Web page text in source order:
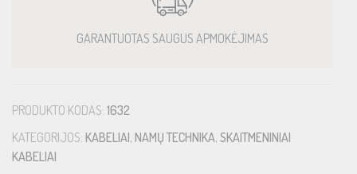
GARANTUOTAS SAUGUS APMOKĖJIMAS
PRODUKTO KODAS: 1632
KATEGORIJOS: KABELIAI, NAMŲ TECHNIKA, SKAITMENINIAI
KABELIAI